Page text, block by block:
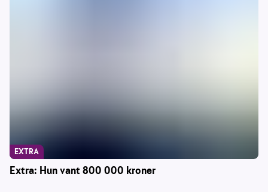
Extra: Hun vant 800 000 kroner
EXTRA